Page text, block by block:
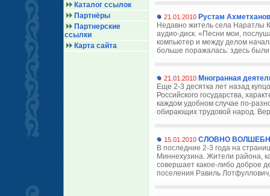
Каталог ссылок
Партнёры
Партнерские
ссылки
Карта сайта
21.01.2010 Рустам
Недавно житель села Наратлы
аудио-диск. «Песни мои,
компьютер и между делом
больше поражалась: здесь
21.01.2010 Многранная
Еще 2-3 десятка лет назад
Российского государства,
каждом удобном случае по-
обирающих трудовой народ.
15.01.2010 СЛОВНО
В последние 2-3 года на
Миннехузина. Жители района,
совершает какое-либо доброе
поселения Равиль